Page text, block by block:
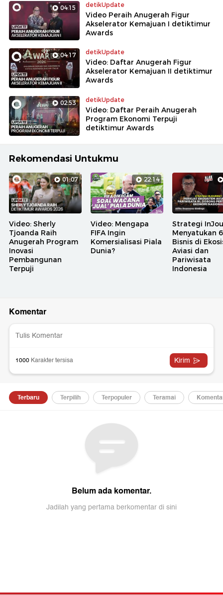
04:15 detikUpdate
Video Peraih Anugerah Figur
Akselerator Kemajuan I detiktimur
Awards
04:17 detikUpdate
Video: Daftar Anugerah Figur
Akselerator Kemajuan II detiktimur
Awards
02:53 detikUpdate
Video: Daftar Peraih Anugerah
Program Ekonomi Terpuji
detiktimur Awards
Rekomendasi Untukmu
01:07
Video: Sherly
Tjoanda Raih
Anugerah Program
Inovasi
Pembangunan
Terpuji
22:14
Video: Mengapa
FIFA Ingin
Komersialisasi Piala
Dunia?
Strategi
Menyatukan
Bisnis di
Aviasi dan
Pariwisata
Indonesia